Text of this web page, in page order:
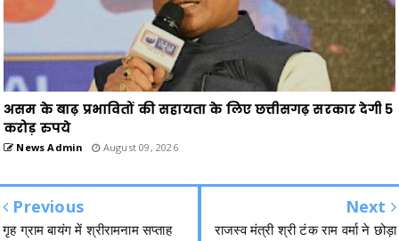
असम के बाढ़ प्रभावितों की सहायता के लिए छत्तीसगढ़ सरकार देगी 5
करोड़ रुपये
News Admin August 09, 2026
Previous
गृह ग्राम बायंग में श्रीरामनाम सप्ताह
Next
राजस्व मंत्री श्री टंक राम वर्मा ने छोड़ा